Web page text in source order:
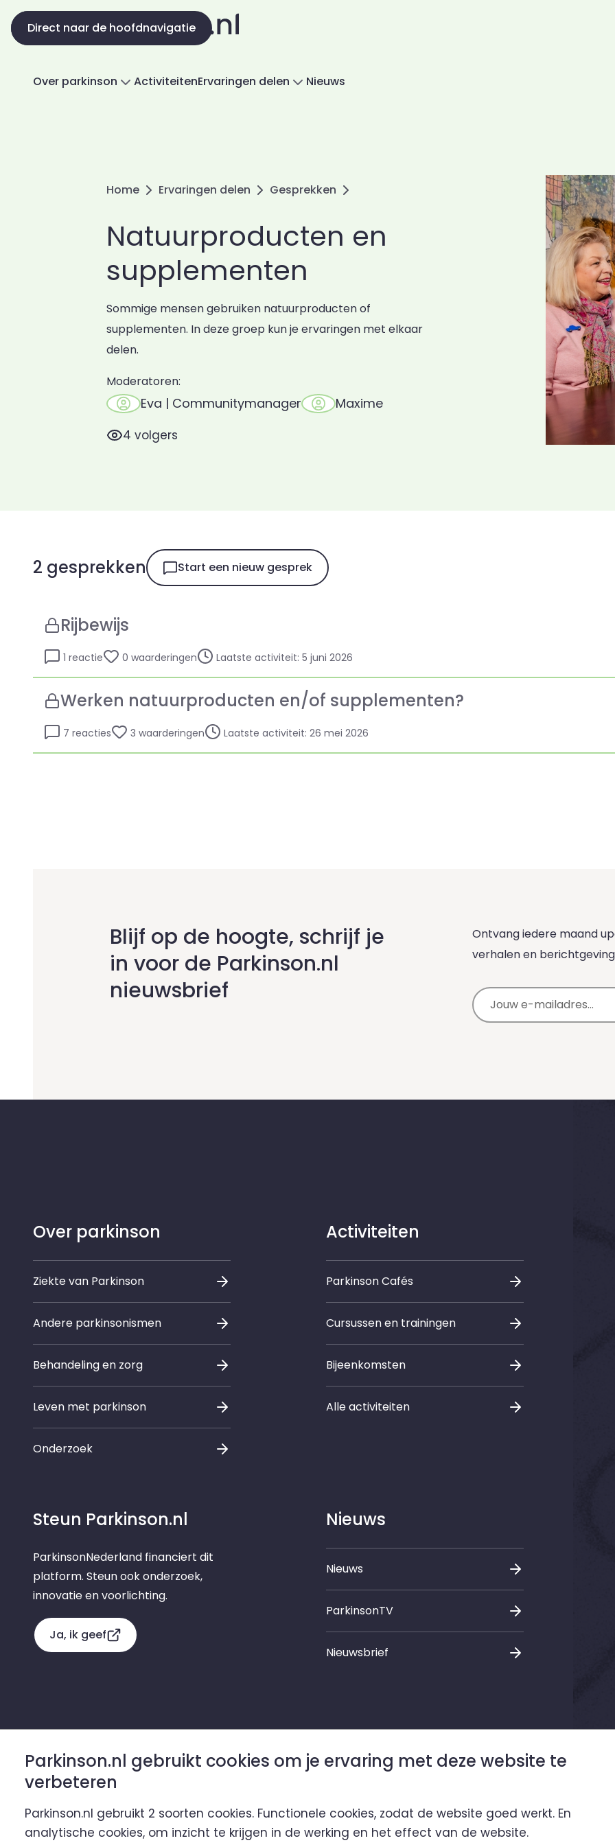
Direct naar de inhoud
Direct naar de hoofdnavigatie
Over parkinson ActiviteitenErvaringen delen Nieuws
Home Ervaringen delen Gesprekken
Natuurproducten en
supplementen
Sommige mensen gebruiken natuurproducten of
supplementen. In deze groep kun je ervaringen met elkaar
delen.
Moderatoren:
Eva | Communitymanager Maxime
4 volgers
2 gesprekken Start een nieuw gesprek
Rijbewijs
1 reactie 0 waarderingen Laatste activiteit: 5 juni 2026
Werken natuurproducten en/of supplementen?
7 reacties 3 waarderingen Laatste activiteit: 26 mei 2026
Blijf op de hoogte, schrijf je
in voor de Parkinson.nl
nieuwsbrief
Ontvang iedere maand
verhalen en
E-mailadres
Over parkinson
Ziekte van Parkinson
Andere parkinsonismen
Behandeling en zorg
Leven met parkinson
Onderzoek
Activiteiten
Parkinson Cafés
Cursussen en trainingen
Bijeenkomsten
Alle activiteiten
Steun Parkinson.nl
ParkinsonNederland financiert dit
platform. Steun ook onderzoek,
innovatie en voorlichting.
Ja, ik geef
Nieuws
Nieuws
ParkinsonTV
Nieuwsbrief
Parkinson.nl is een initiatief van
Parkinson.nl gebruikt cookies om je ervaring met deze website te
verbeteren
Parkinson.nl gebruikt 2 soorten cookies. Functionele cookies, zodat de website goed werkt. En
analytische cookies, om inzicht te krijgen in de werking en het effect van de website.